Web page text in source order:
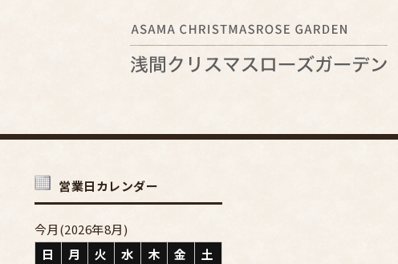
営業日カレンダー
今月(2026年8月)
日
月 火 水 木 金
土